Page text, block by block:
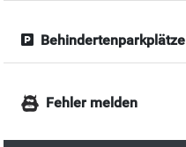
Behindertenparkplätze
Fehler melden